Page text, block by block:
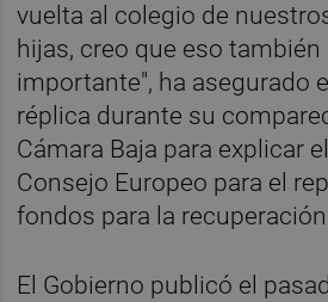
vuelta al colegio de
hijas, creo que eso
importante", ha asegurado
réplica durante su
Cámara Baja para explicar
Consejo Europeo para el
fondos para la
El Gobierno publicó el